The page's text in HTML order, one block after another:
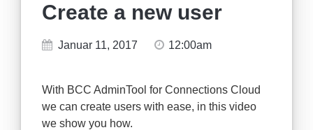
Create a new user
Januar 11, 2017 12:00am
With BCC AdminTool for Connections Cloud
we can create users with ease, in this video
we show you how.